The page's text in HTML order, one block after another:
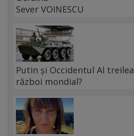
Sever VOINESCU
Putin și Occidentul Al treilea
război mondial?